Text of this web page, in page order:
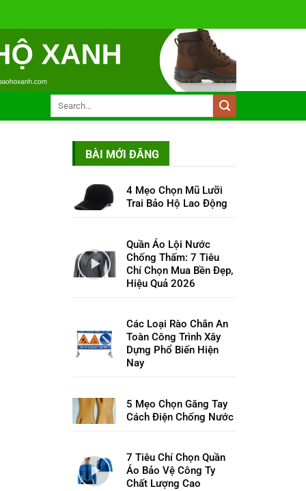
BÀI MỚI ĐĂNG
4 Mẹo Chọn Mũ Lưỡi
Trai Bảo Hộ Lao Động
Quần Áo Lội Nước
Chống Thấm: 7 Tiêu
Chí Chọn Mua Bền Đẹp,
Hiệu Quả 2026
Các Loại Rào Chắn An
Toàn Công Trình Xây
Dựng Phổ Biến Hiện
Nay
5 Mẹo Chọn Găng Tay
Cách Điện Chống Nước
7 Tiêu Chí Chọn Quần
Áo Bảo Vệ Công Ty
Chất Lượng Cao